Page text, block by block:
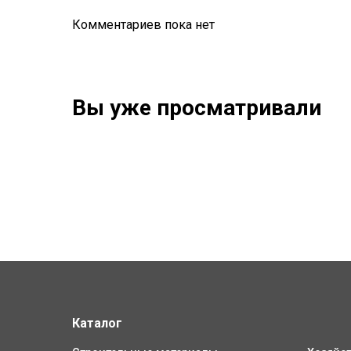
Комментариев пока нет
Вы уже просматривали
Каталог